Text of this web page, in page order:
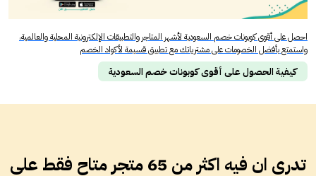
احصل على أقوى كوبونات خصم السعودية لأشهر المتاجر والتطبيقات الإلكترونية المحلية والعالمية،
واستمتع بأفضل الخصومات على مشترياتك مع تطبيق قسيمة لأكواد الخصم
كيفية الحصول على أقوى كوبونات خصم السعودية
تدري ان فيه اكثر من 65 متجر متاح فقط على